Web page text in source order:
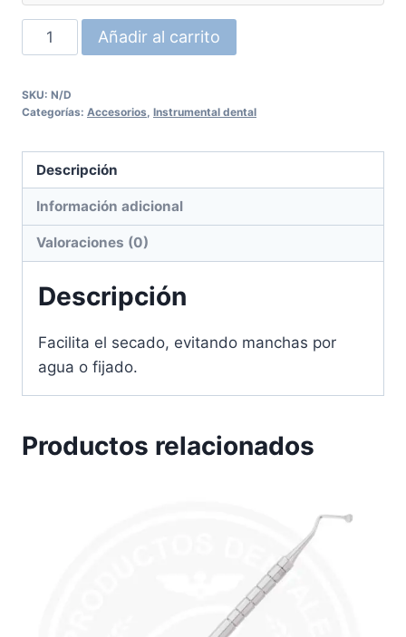
$334.00
Clip
para
UNION
Añadir al carrito
SKU: N/D
Categorías: Accesorios Instrumental dental
Descripción
Información adicional
Valoraciones (0)
Descripción
Facilita el secado, evitando manchas por
agua o fijado.
Productos relacionados